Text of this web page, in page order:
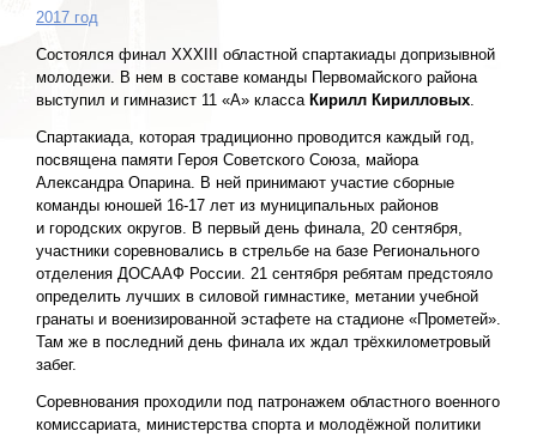
2017 год
Состоялся финал XXXIII областной спартакиады допризывной
молодежи. В нем в составе команды Первомайского района
выступил и гимназист 11 «А» класса Кирилл Кирилловых.
Спартакиада, которая традиционно проводится каждый год,
посвящена памяти Героя Советского Союза, майора
Александра Опарина. В ней принимают участие сборные
команды юношей 16-17 лет из муниципальных районов
и городских округов. В первый день финала, 20 сентября,
участники соревновались в стрельбе на базе Регионального
отделения ДОСААФ России. 21 сентября ребятам предстояло
определить лучших в силовой гимнастике, метании учебной
гранаты и военизированной эстафете на стадионе «Прометей».
Там же в последний день финала их ждал трёхкилометровый
забег.
Соревнования проходили под патронажем областного военного
комиссариата, министерства спорта и молодёжной политики